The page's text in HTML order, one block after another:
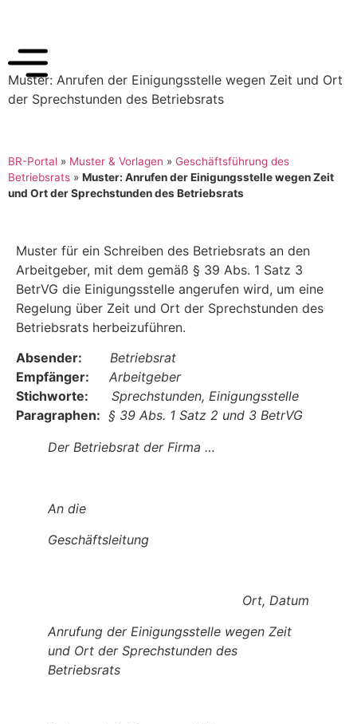
Muster: Anrufen der Einigungsstelle wegen Zeit und Ort
der Sprechstunden des Betriebsrats
BR-Portal » Muster & Vorlagen » Geschäftsführung des
Betriebsrats » Muster: Anrufen der Einigungsstelle wegen Zeit
und Ort der Sprechstunden des Betriebsrats
Muster für ein Schreiben des Betriebsrats an den
Arbeitgeber, mit dem gemäß § 39 Abs. 1 Satz 3
BetrVG die Einigungsstelle angerufen wird, um eine
Regelung über Zeit und Ort der Sprechstunden des
Betriebsrats herbeizuführen.
Absender:
Betriebsrat
Empfänger:
Arbeitgeber
Stichworte:
Sprechstunden, Einigungsstelle
Paragraphen: § 39 Abs. 1 Satz 2 und 3 BetrVG
Der Betriebsrat der Firma …
An die
Geschäftsleitung
Ort, Datum
Anrufung der Einigungsstelle wegen Zeit
und Ort der Sprechstunden des
Betriebsrats